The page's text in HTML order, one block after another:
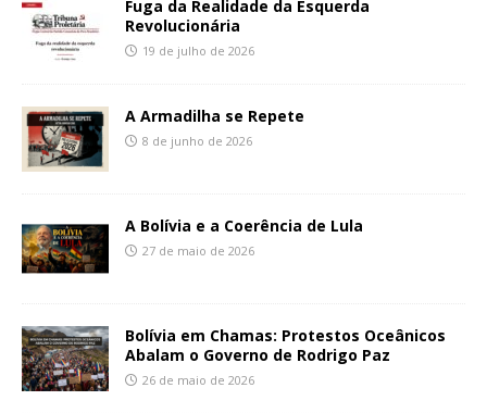
Fuga da Realidade da Esquerda
Revolucionária
19 de julho de 2026
A Armadilha se Repete
8 de junho de 2026
A Bolívia e a Coerência de Lula
27 de maio de 2026
Bolívia em Chamas: Protestos Oceânicos
Abalam o Governo de Rodrigo Paz
26 de maio de 2026